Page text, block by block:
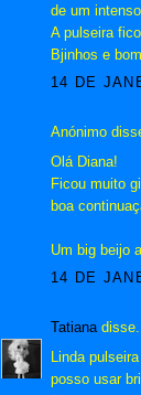
de um
A pulseira
Bjinhos e
14 DE
Anónimo
Olá Diana!
Ficou muito
boa
Um big beijo
14 DE
Tatiana
Linda
posso usar